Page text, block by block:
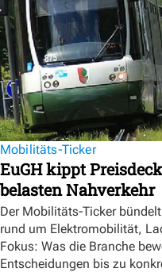
Mobilitäts-Ticker
EuGH kippt
belasten Nahverkehr
Der Mobilitäts-Ticker
rund um Elektromobilität,
Fokus: Was die Branche
Entscheidungen bis zu